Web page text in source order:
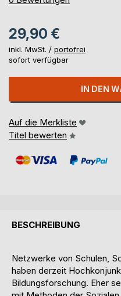
29,90 €
inkl. MwSt. / portofrei
sofort verfügbar
IN DEN
Auf die Merkliste
Titel bewerten
BESCHREIBUNG
Netzwerke von Schulen,
haben derzeit
Bildungsforschung. Eher